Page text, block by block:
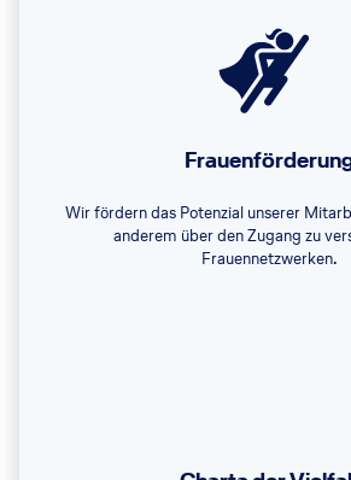
Wir fördern das Potenzial unserer
anderem über den Zugang zu
Frauennetzwerken.